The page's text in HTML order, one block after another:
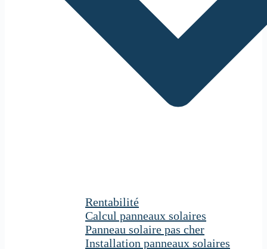
Rentabilité
Calcul panneaux solaires
Panneau solaire pas cher
Installation panneaux solaires